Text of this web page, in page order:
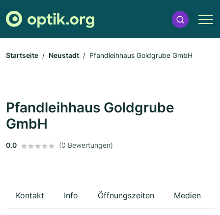
Startseite Neustadt Pfandleihhaus Goldgrube GmbH
Pfandleihhaus Goldgrube
GmbH
0.0 (0 Bewertungen)
Kontakt Info Öffnungszeiten Medien